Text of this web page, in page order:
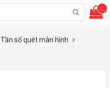
...
Tần số quét màn hình